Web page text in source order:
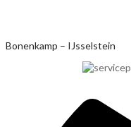
Ga
Bonenkamp – IJsselstein